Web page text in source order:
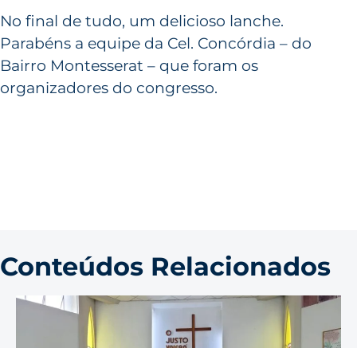
No final de tudo, um delicioso lanche.
Parabéns a equipe da Cel. Concórdia – do
Bairro Montesserat – que foram os
organizadores do congresso.
Conteúdos Relacionados